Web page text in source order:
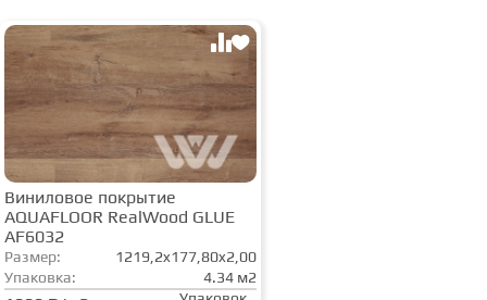
Виниловое покрытие
AQUAFLOOR RealWood GLUE
AF6032
Размер:
1219,2x177,80x2,00
Упаковка:
4.34 м2